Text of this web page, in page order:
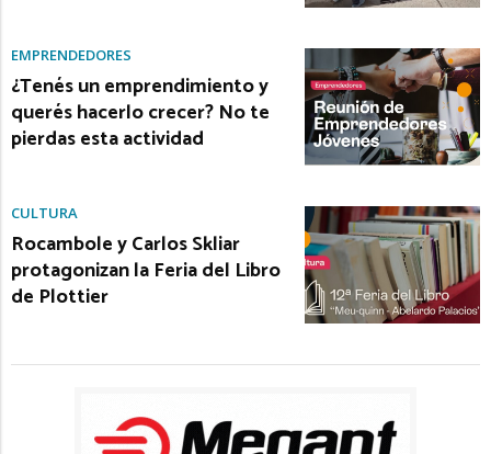
EMPRENDEDORES
¿Tenés un emprendimiento y
querés hacerlo crecer? No te
pierdas esta actividad
CULTURA
Rocambole y Carlos Skliar
protagonizan la Feria del Libro
de Plottier